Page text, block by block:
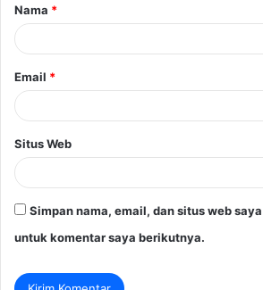
r
*
Nama *
Email *
Situs Web
Simpan nama, email, dan situs web
untuk komentar saya berikutnya.